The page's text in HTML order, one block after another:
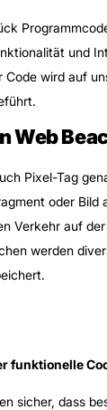
und
Code wird auf
Web
Pixel-Tag
oder Bild
Verkehr auf
werden
funktionelle
sicher, dass